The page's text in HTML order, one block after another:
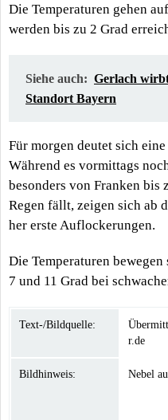
Die Temperaturen gehen
werden bis zu 2 Grad
Siehe auch: Gerlach
Standort Bayern
Für morgen deutet sich
Während es vormittags
besonders von Franken bis
Regen fällt, zeigen sich ab
her erste Auflockerungen.
Die Temperaturen
7 und 11 Grad bei
Text-/Bildquelle:
r.de
Bildhinweis: Nebel